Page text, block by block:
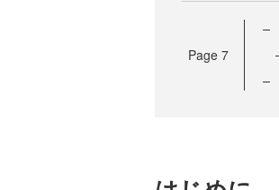
Page 7